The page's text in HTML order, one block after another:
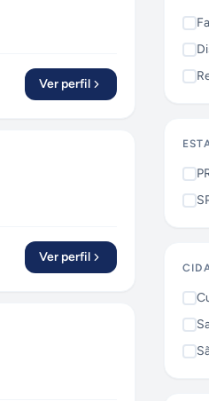
Ver perfil
Ver perfil